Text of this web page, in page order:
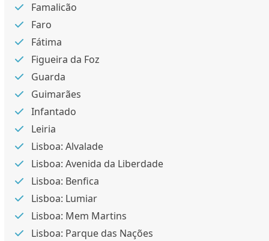
Famalicão
Faro
Fátima
Figueira da Foz
Guarda
Guimarães
Infantado
Leiria
Lisboa: Alvalade
Lisboa: Avenida da Liberdade
Lisboa: Benfica
Lisboa: Lumiar
Lisboa: Mem Martins
Lisboa: Parque das Nações